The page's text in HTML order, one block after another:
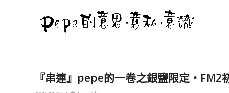
『串連』pepe的一卷之銀鹽限定‧FM2